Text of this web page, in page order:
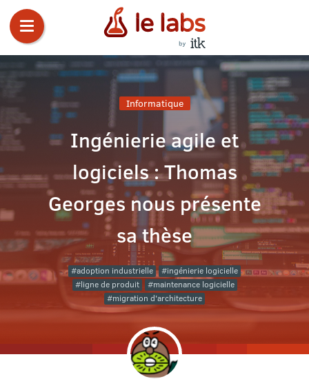
Informatique
Ingénierie agile et
logiciels : Thomas
Georges nous présente
sa thèse
adoption industrielle
ingénierie logicielle
ligne de produit
maintenance logicielle
migration d'architecture